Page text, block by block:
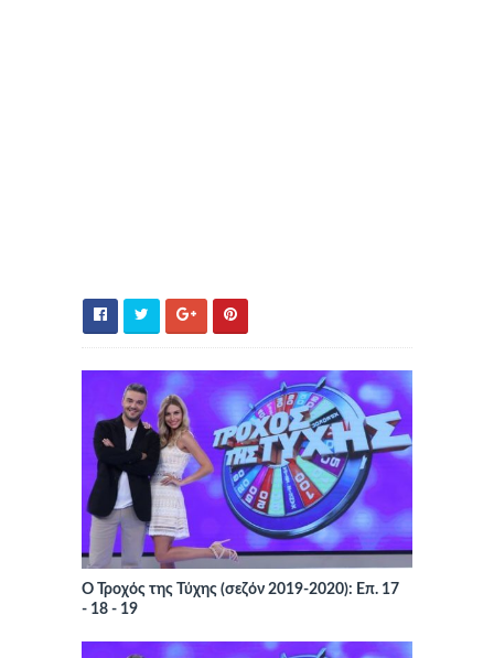
Ο Τροχός της Τύχης (σεζόν 2019-2020): Επ. 17
- 18 - 19